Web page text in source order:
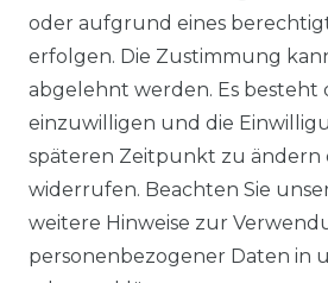
WIDERRUFS­FORMULAR
HINWEISE ZUR
IMPRESSUM
AGB UND
oder aufgrund eines
erfolgen. Die Zustimmung
abgelehnt werden. Es besteht
einzuwilligen und die
späteren Zeitpunkt zu ändern
widerrufen. Beachten Sie
weitere Hinweise zur
personenbezogener Daten in